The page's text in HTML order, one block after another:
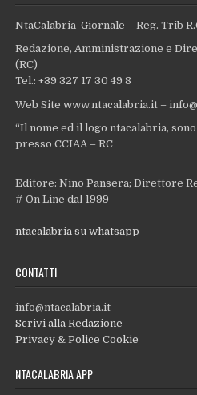
NtaCalabria Giornale – Reg. Trib
Redazione, Amministrazione e
(RC)
Tel.: +39 327 17 30 49 8
Web Site www.ntacalabria.it –
“Il nome ed il logo ntacalabria,
presso CCIAA – RC
Editore: Nino Pansera; Direttore
# On Line dal 1999
ntacalabria su whatsapp
CONTATTI
info@ntacalabria.it
Scrivi alla Redazione
Privacy & Police Cookie
NTACALABRIA APP